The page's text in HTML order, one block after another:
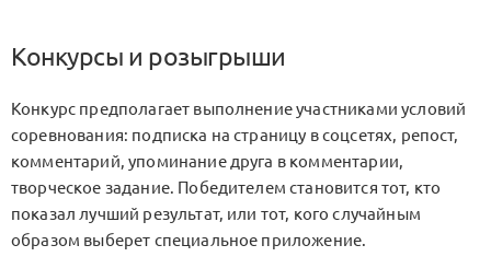
Конкурсы и розыгрыши
Конкурс предполагает выполнение участниками условий
соревнования: подписка на страницу в соцсетях, репост,
комментарий, упоминание друга в комментарии,
творческое задание. Победителем становится тот, кто
показал лучший результат, или тот, кого случайным
образом выберет специальное приложение.